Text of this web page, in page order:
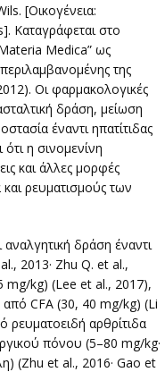
[Οικογένεια:
Καταγράφεται στο
Medica” ως
της
Οι φαρμακολογικές
δράση, μείωση
έναντι ηπατίτιδας
η σινομενίνη
και άλλες μορφές
ρευματισμούς των
αναλγητική δράση έναντι
2013· Zhu Q. et al.,
kg) (Lee et al., 2017),
CFA (30, 40 mg/kg) (Li
αρθρίτιδα
πόνου (5–80 mg/kg·
(Zhu et al., 2016· Gao et